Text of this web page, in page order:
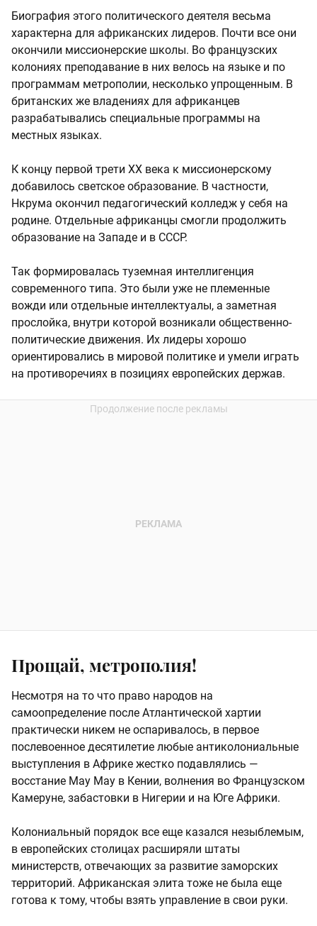
Биография этого политического деятеля весьма
характерна для африканских лидеров. Почти все они
окончили миссионерские школы. Во французских
колониях преподавание в них велось на языке и по
программам метрополии, несколько упрощенным. В
британских же владениях для африканцев
разрабатывались специальные программы на
местных языках.
К концу первой трети ХХ века к миссионерскому
добавилось светское образование. В частности,
Нкрума окончил педагогический колледж у себя на
родине. Отдельные африканцы смогли продолжить
образование на Западе и в СССР.
Так формировалась туземная интеллигенция
современного типа. Это были уже не племенные
вожди или отдельные интеллектуалы, а заметная
прослойка, внутри которой возникали общественно-
политические движения. Их лидеры хорошо
ориентировались в мировой политике и умели играть
на противоречиях в позициях европейских держав.
Прощай, метрополия!
Несмотря на то что право народов на
самоопределение после Атлантической хартии
практически никем не оспаривалось, в первое
послевоенное десятилетие любые антиколониальные
выступления в Африке жестко подавлялись —
восстание Мау Мау в Кении, волнения во Французском
Камеруне, забастовки в Нигерии и на Юге Африки.
Колониальный порядок все еще казался незыблемым,
в европейских столицах расширяли штаты
министерств, отвечающих за развитие заморских
территорий. Африканская элита тоже не была еще
готова к тому, чтобы взять управление в свои руки.